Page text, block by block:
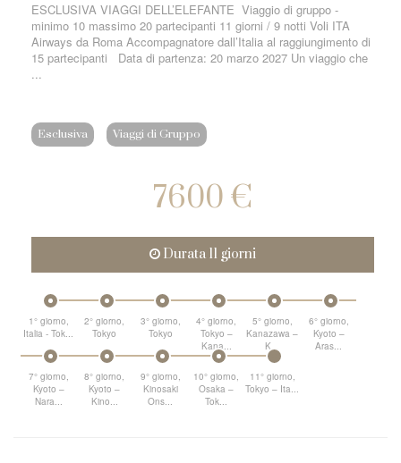
ESCLUSIVA VIAGGI DELL’ELEFANTE Viaggio di gruppo -
minimo 10 massimo 20 partecipanti 11 giorni / 9 notti Voli ITA
Airways da Roma Accompagnatore dall’Italia al raggiungimento di
15 partecipanti Data di partenza: 20 marzo 2027 Un viaggio che
...
Esclusiva Viaggi di Gruppo
7600 €
Durata 11 giorni
1° giorno,
Italia - Tok...
2° giorno,
Tokyo
3° giorno,
Tokyo
4° giorno,
Tokyo –
Kana...
5° giorno,
Kanazawa –
K...
6° giorno,
Kyoto –
Aras...
7° giorno,
Kyoto –
Nara...
8° giorno,
Kyoto –
Kino...
9° giorno,
Kinosaki
Ons...
10° giorno,
Osaka –
Tok...
11° giorno,
Tokyo – Ita...